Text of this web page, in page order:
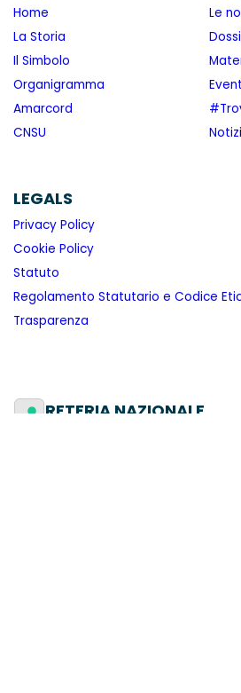
Home
La Storia
Il Simbolo
Organigramma
Amarcord
CNSU
Le
LEGALS
Privacy Policy
Cookie Policy
Statuto
Regolamento Statutario e Codice
Trasparenza
SEGRETERIA NAZIONALE